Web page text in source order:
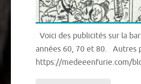
Voici des publicités sur la
années 60, 70 et 80. Autres
https://medeeenfurie.com/